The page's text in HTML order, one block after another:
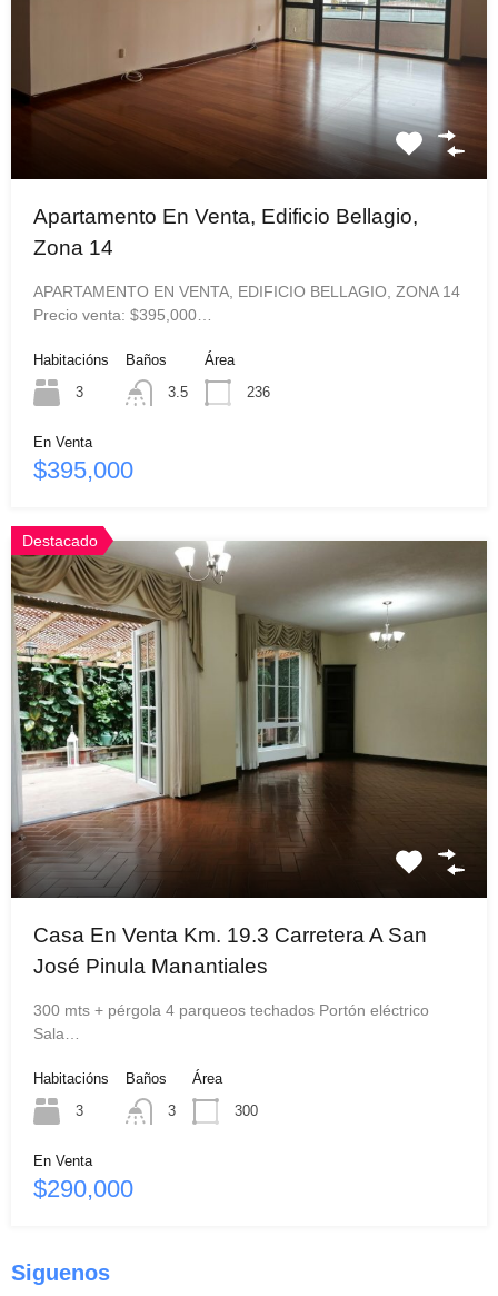
Apartamento En Venta, Edificio Bellagio,
Zona 14
APARTAMENTO EN VENTA, EDIFICIO BELLAGIO, ZONA 14
Precio venta: $395,000…
Habitacións
3
Baños
3.5
Área
236
En Venta
$395,000
Destacado
Casa En Venta Km. 19.3 Carretera A San
José Pinula Manantiales
300 mts + pérgola 4 parqueos techados Portón eléctrico
Sala…
Habitacións
3
Baños
3
Área
300
En Venta
$290,000
Siguenos